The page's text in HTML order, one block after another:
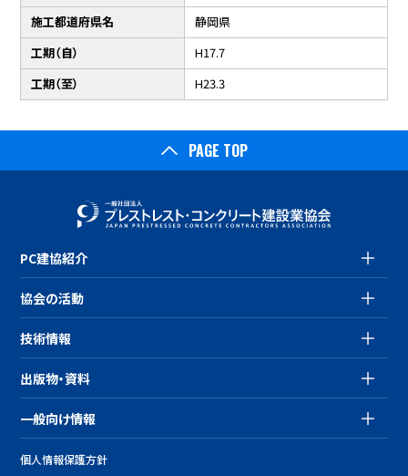
施工都道府県名
静岡県
工期（自）
H17.7
工期（至）
H23.3
PAGE TOP
PC建協紹介
協会の活動
技術情報
出版物・資料
一般向け情報
個人情報保護方針